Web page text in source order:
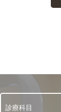
診療科目